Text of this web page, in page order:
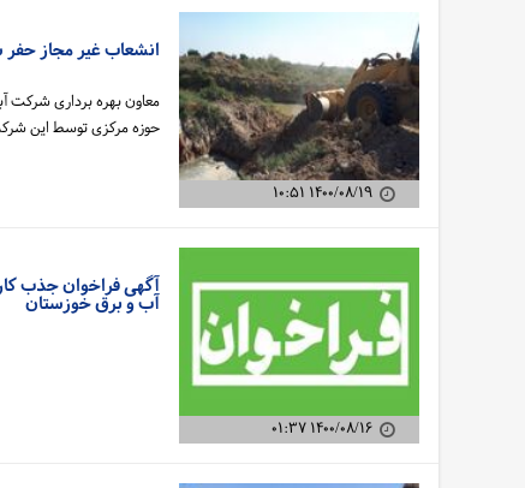
۱۴۰۰/۰۸/۱۹ ۱۰:۵۱
انشعاب غیر مجاز
معاون بهره برداری شرکت
حوزه مرکزی توسط این
۱۴۰۰/۰۸/۱۶ ۰۱:۳۷
آگهی فراخوان جذب
آب و برق خوزستان